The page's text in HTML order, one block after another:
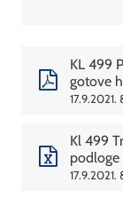
KL 499
gotove
17.9.2021.
Kl 499
podloge
17.9.2021.